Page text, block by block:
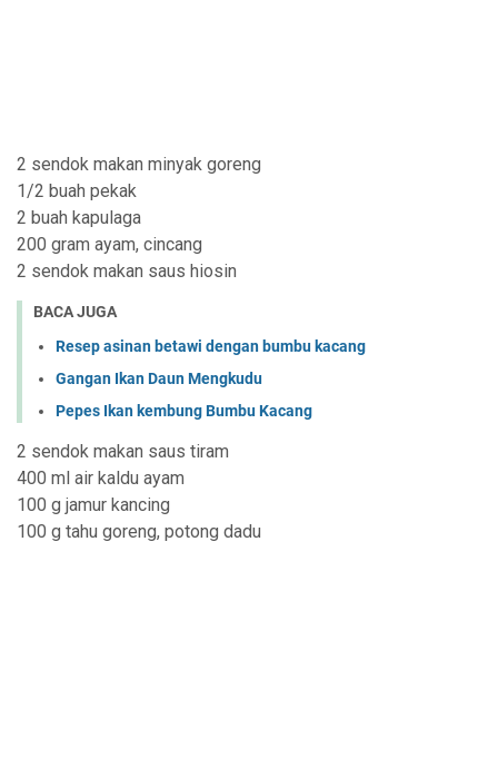
2 sendok makan minyak goreng
1/2 buah pekak
2 buah kapulaga
200 gram ayam, cincang
2 sendok makan saus hiosin
BACA JUGA
Resep asinan betawi dengan bumbu kacang
Gangan Ikan Daun Mengkudu
Pepes Ikan kembung Bumbu Kacang
2 sendok makan saus tiram
400 ml air kaldu ayam
100 g jamur kancing
100 g tahu goreng, potong dadu